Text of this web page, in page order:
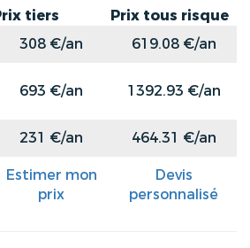
tiers
Prix tous risque
308 €/an
619.08 €/an
693 €/an 1392.93 €/an
231 €/an 464.31 €/an
Estimer mon
prix
Devis
personnalisé